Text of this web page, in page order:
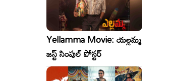
Yellamma Movie: యల్లమ్మ
జస్ట్ సింపుల్ పోస్టర్